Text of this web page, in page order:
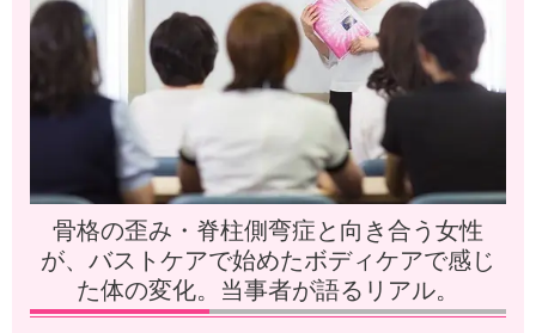
骨格の歪み・脊柱側弯症と向き合う女性
が、バストケアで始めたボディケアで感じ
た体の変化。当事者が語るリアル。